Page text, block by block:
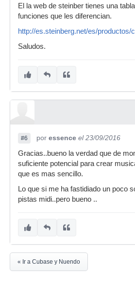
El la web de steinber tienes una
funciones que les diferencian.
http://es.steinberg.net/es/productos/
Saludos.
#6 por essence el 23/09/2016
Gracias..bueno la verdad que de
suficiente potencial para crear
que es mas sencillo.
Lo que si me ha fastidiado un poco
pistas midi..pero bueno ..
« Ir a Cubase y Nuendo